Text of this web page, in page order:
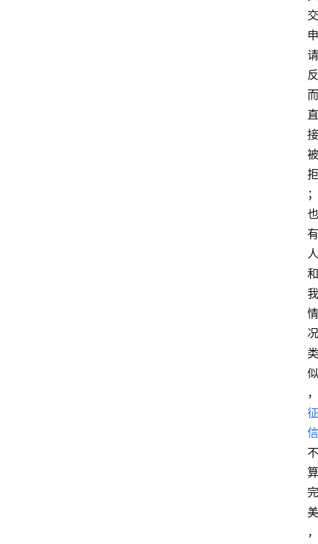
交
申
请
反
而
直
接
被
拒
；
也
有
人
和
我
情
况
类
似
，
征
信
不
算
完
美
，